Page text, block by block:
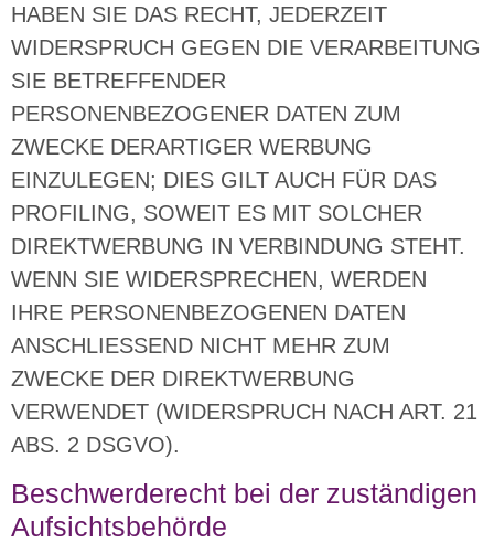
HABEN SIE DAS RECHT, JEDERZEIT
WIDERSPRUCH GEGEN DIE VERARBEITUNG
SIE BETREFFENDER
PERSONENBEZOGENER DATEN ZUM
ZWECKE DERARTIGER WERBUNG
EINZULEGEN; DIES GILT AUCH FÜR DAS
PROFILING, SOWEIT ES MIT SOLCHER
DIREKTWERBUNG IN VERBINDUNG STEHT.
WENN SIE WIDERSPRECHEN, WERDEN
IHRE PERSONENBEZOGENEN DATEN
ANSCHLIESSEND NICHT MEHR ZUM
ZWECKE DER DIREKTWERBUNG
VERWENDET (WIDERSPRUCH NACH ART. 21
ABS. 2 DSGVO).
Beschwerde­recht bei der zuständigen
Aufsichts­behörde